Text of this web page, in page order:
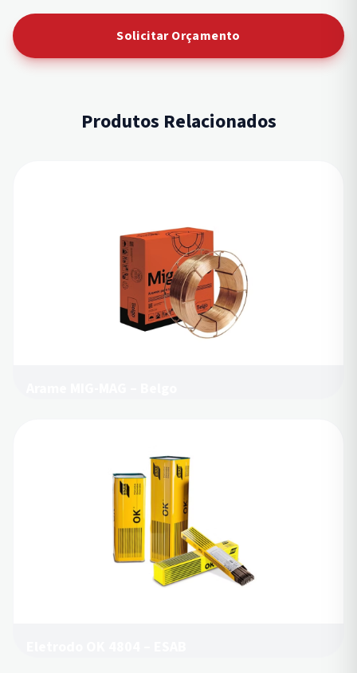
Solicitar Orçamento
Produtos Relacionados